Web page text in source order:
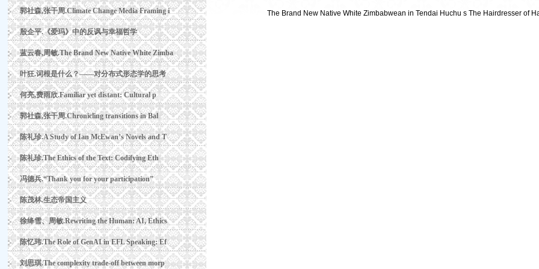
郭社森,张干周.Climate Change Media Framing i
殷企平.《爱玛》中的反讽与幸福哲学
蓝云春,周敏.The Brand New Native White Zimba
叶狂.词根是什么？——对分布式形态学的思考
何亮,费雨欣.Familiar yet distant: Cultural p
郭社森,张干周.Chronicling transitions in Bal
陈礼珍.A Study of Ian McEwan’s Novels and T
陈礼珍.The Ethics of the Text: Codifying Eth
冯德兵.“Thank you for your participation”
陈茂林.生态帝国主义
徐绛雪、周敏.Rewriting the Human: AI, Ethics
陈忆玮.The Role of GenAI in EFL Speaking: Ef
刘思琪.The complexity trade-off between morp
The Brand New Native White Zimbabwean in Tendai Huchu s The Hairdresser of